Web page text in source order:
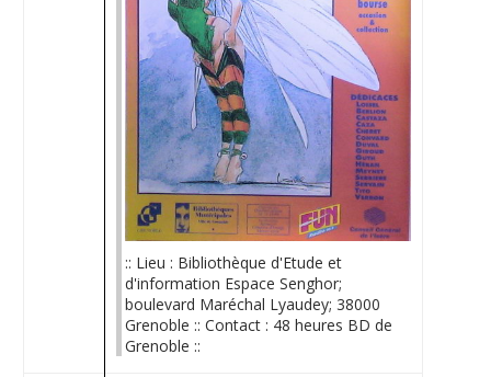
:: Lieu : Bibliothèque d'Etude et
d'information Espace Senghor;
boulevard Maréchal Lyaudey; 38000
Grenoble :: Contact : 48 heures BD de
Grenoble ::